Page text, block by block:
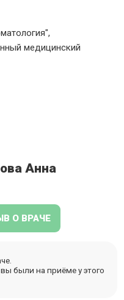
медицинский
Анна
О ВРАЧЕ
были на приёме у этого